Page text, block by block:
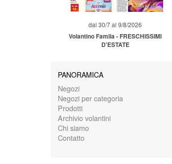
dal 30/7 al 9/8/2026
Volantino Famila - FRESCHISSIMI
D'ESTATE
PANORAMICA
Negozi
Negozi per categoria
Prodotti
Archivio volantini
Chi siamo
Contatto